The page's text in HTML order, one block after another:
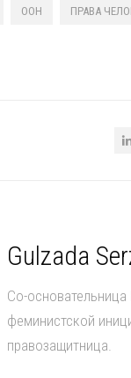
ООН ПРАВА
Gulzada
Со-основательница
феминистской
правозащитница.